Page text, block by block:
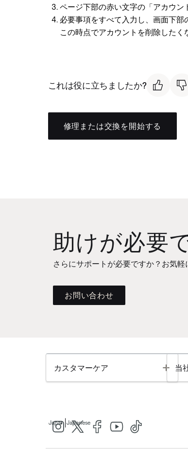
ページ下部の赤い文字の「アカウン
必要事項をすべて入力し、画面下部
この時点でアカウントを削除したく
これは役に立ちましたか?
修理または交換を開始する
助けが必要
さらにサポートが必要ですか？お気軽
お問い合わせ
カスタマーケア 当
Japan Japanese